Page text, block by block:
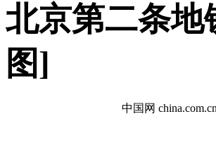
北京第二条地
图]
中国网